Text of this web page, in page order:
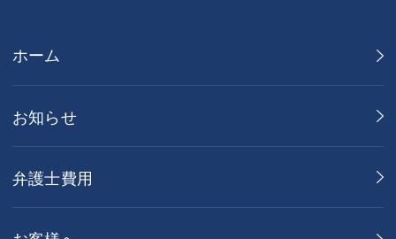
ホーム
お知らせ
弁護士費用